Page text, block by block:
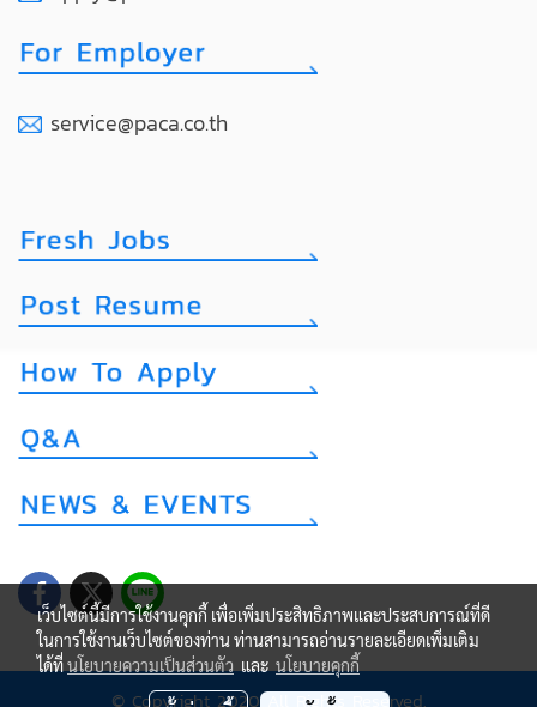
service@paca.co.th
© Copyright 2020 All Rights Reserved.
เว็บไซต์นี้มีการใช้งานคุกกี้ เพื่อเพิ่มประสิทธิภาพและประสบการณ์ที่ดี
ในการใช้งานเว็บไซต์ของท่าน ท่านสามารถอ่านรายละเอียดเพิ่มเติม
ได้ที่นโยบายความเป็นส่วนตัว และ นโยบายคุกกี้